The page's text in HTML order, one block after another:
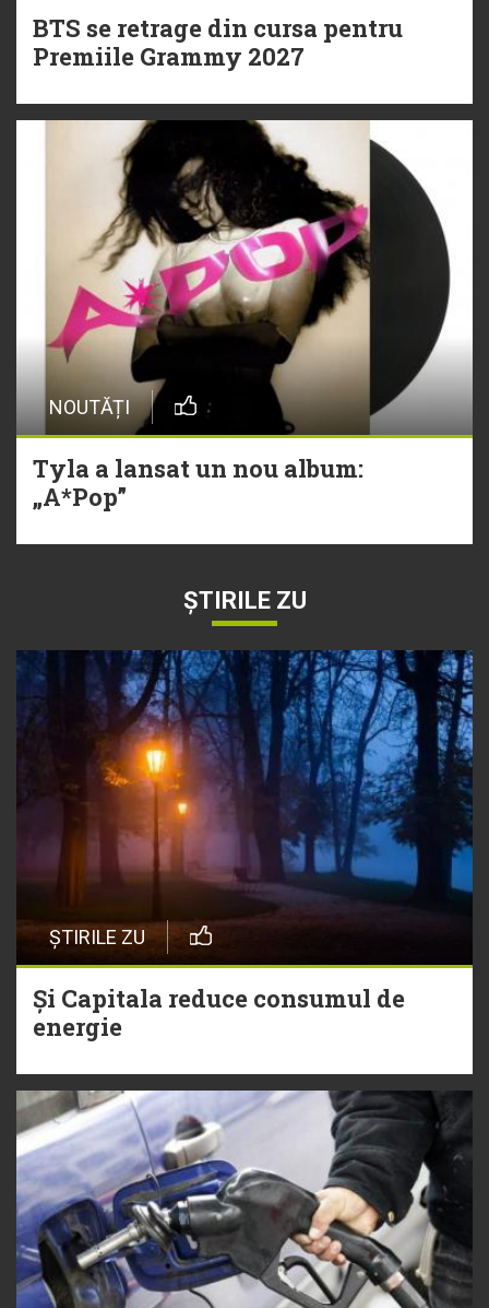
BTS se retrage din cursa pentru
Premiile Grammy 2027
NOUTĂȚI
Tyla a lansat un nou album:
„A*Pop”
ȘTIRILE ZU
ȘTIRILE ZU
Și Capitala reduce consumul de
energie